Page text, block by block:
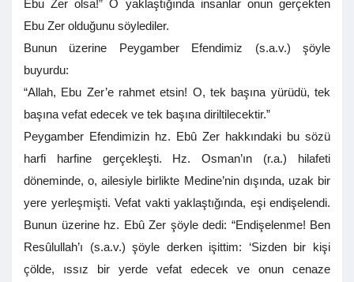
Ebu Zer olsa!” O yaklaştığında insanlar onun gerçekten
Ebu Zer olduğunu söylediler.
Bunun üzerine Peygamber Efendimiz (s.a.v.) şöyle
buyurdu:
“Allah, Ebu Zer’e rahmet etsin! O, tek başına yürüdü, tek
başına vefat edecek ve tek başına diriltilecektir.”
Peygamber Efendimizin hz. Ebû Zer hakkındaki bu sözü
harfi harfine gerçekleşti. Hz. Osman’ın (r.a.) hilafeti
döneminde, o, ailesiyle birlikte Medine’nin dışında, uzak bir
yere yerleşmişti. Vefat vakti yaklaştığında, eşi endişelendi.
Bunun üzerine hz. Ebû Zer şöyle dedi: “Endişelenme! Ben
Resûlullah’ı (s.a.v.) şöyle derken işittim: ‘Sizden bir kişi
çölde, ıssız bir yerde vefat edecek ve onun cenaze